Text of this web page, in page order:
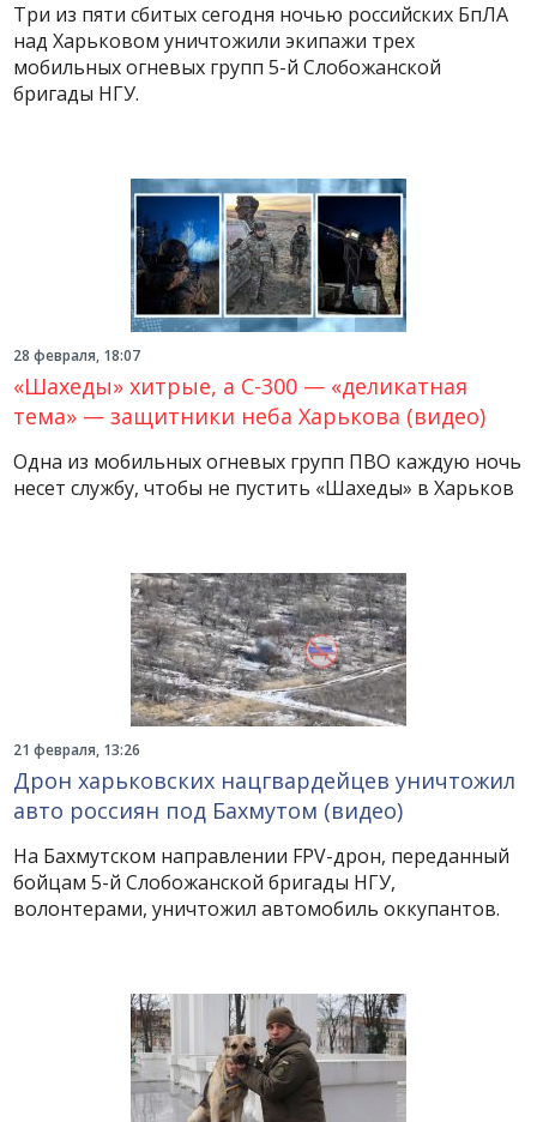
Три из пяти сбитых сегодня ночью российских БпЛА
над Харьковом уничтожили экипажи трех
мобильных огневых групп 5-й Слобожанской
бригады НГУ.
28 февраля, 18:07
«Шахеды» хитрые, а С-300 — «деликатная
тема» — защитники неба Харькова (видео)
Одна из мобильных огневых групп ПВО каждую ночь
несет службу, чтобы не пустить «Шахеды» в Харьков
21 февраля, 13:26
Дрон харьковских нацгвардейцев уничтожил
авто россиян под Бахмутом (видео)
На Бахмутском направлении FPV-дрон, переданный
бойцам 5-й Слобожанской бригады НГУ,
волонтерами, уничтожил автомобиль оккупантов.